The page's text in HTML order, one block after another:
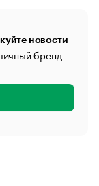
новости
бренд